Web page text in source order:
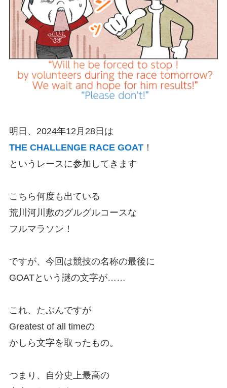
明日、2024年12月28日は
THE CHALLENGE RACE GOAT！
というレースに参加してきます
こちら何度も出ている
荒川河川敷のグルグルコースな
フルマラソン！
ですが、今回は競技の名称の最後に
GOATという謎の文字が……
これ、たぶんですが
Greatest of all timeの
かしら文字を取ったもの。
つまり、自分史上最高の